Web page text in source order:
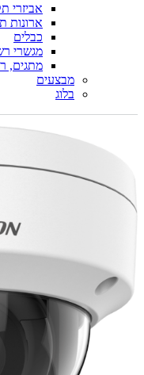
אביזרי
ארונות
כבלים
מגשרי
מתגים,
מבצעים
בלוג